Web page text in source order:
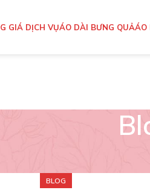
GIÁ DỊCH VỤÁO DÀI BƯNG QUẢÁO
BLOG